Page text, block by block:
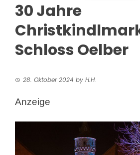
30 Jahre
Schloss Oelber
28. Oktober 2024 by H.H.
Anzeige